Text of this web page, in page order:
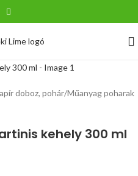
doboz, pohár/Műanyag poharak
kehely 300 ml